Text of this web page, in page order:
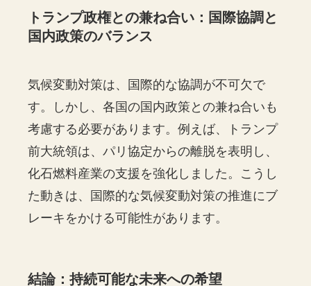
トランプ政権との兼ね合い：国際協調と
国内政策のバランス
気候変動対策は、国際的な協調が不可欠で
す。しかし、各国の国内政策との兼ね合いも
考慮する必要があります。例えば、トランプ
前大統領は、パリ協定からの離脱を表明し、
化石燃料産業の支援を強化しました。こうし
た動きは、国際的な気候変動対策の推進にブ
レーキをかける可能性があります。
結論：持続可能な未来への希望